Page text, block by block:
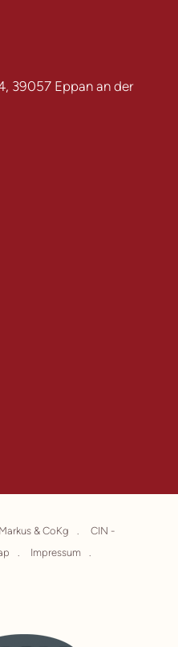
39057 Eppan an der
& CoKg
CIN -
Impressum